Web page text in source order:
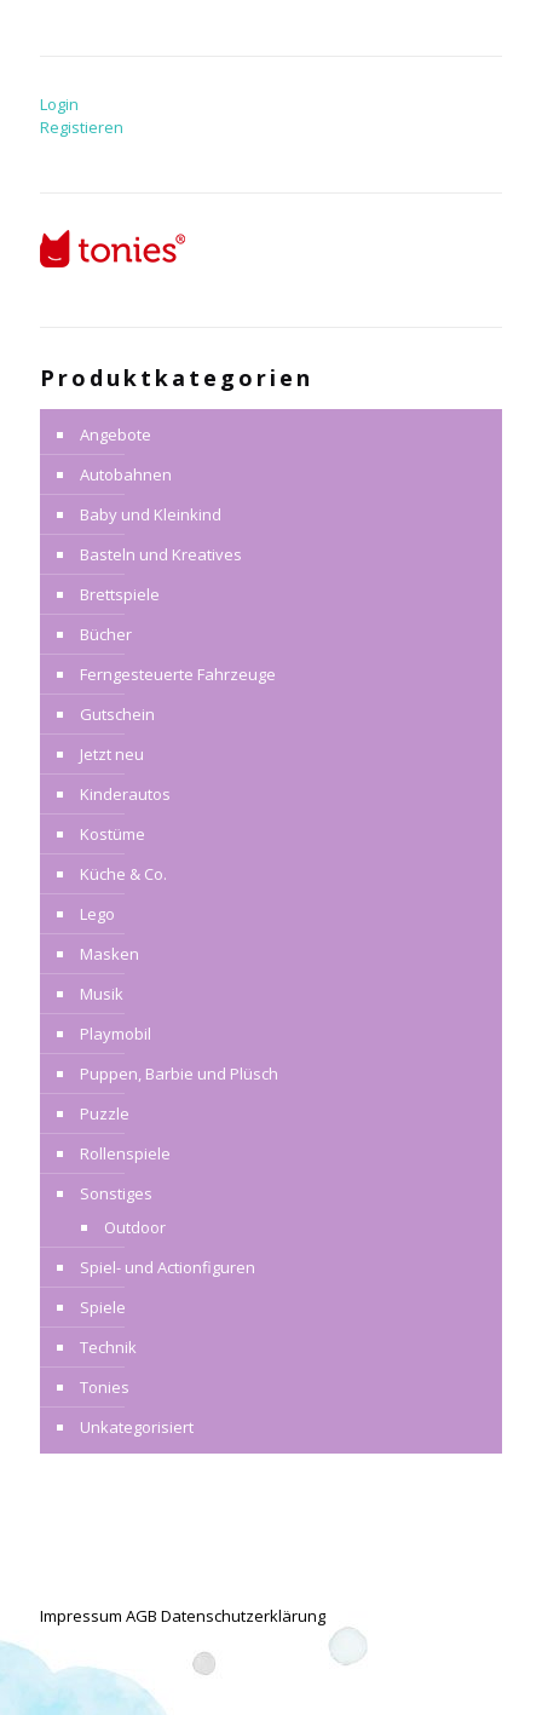
Login
Registieren
Produktkategorien
Angebote
Autobahnen
Baby und Kleinkind
Basteln und Kreatives
Brettspiele
Bücher
Ferngesteuerte Fahrzeuge
Gutschein
Jetzt neu
Kinderautos
Kostüme
Küche & Co.
Lego
Masken
Musik
Playmobil
Puppen, Barbie und Plüsch
Puzzle
Rollenspiele
Sonstiges
Outdoor
Spiel- und Actionfiguren
Spiele
Technik
Tonies
Unkategorisiert
Impressum AGB Datenschutzerklärung